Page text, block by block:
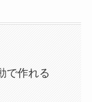
で作れる